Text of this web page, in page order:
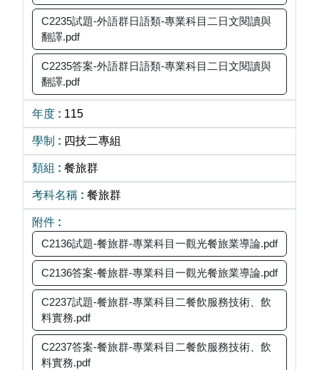
C2235試題-外語群日語類-專業科目二日文閱讀與
翻譯.pdf
C2235答案-外語群日語類-專業科目二日文閱讀與
翻譯.pdf
115
四技二專組
餐旅群
餐旅群
C2136試題-餐旅群-專業科目一觀光餐旅業導論.pdf
C2136答案-餐旅群-專業科目一觀光餐旅業導論.pdf
C2237試題-餐旅群-專業科目二餐飲服務技術、飲
料實務.pdf
C2237答案-餐旅群-專業科目二餐飲服務技術、飲
料實務.pdf